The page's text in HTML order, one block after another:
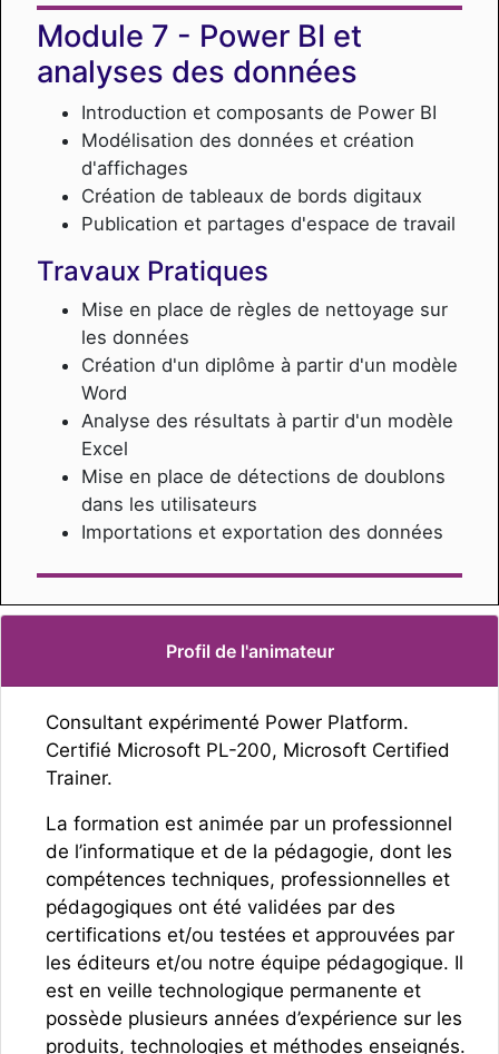
Power BI et
analyses des données
Introduction et composants de Power BI
Modélisation des données et création
d'affichages
Création de tableaux de bords digitaux
Publication et partages d'espace de travail
Travaux Pratiques
Mise en place de règles de nettoyage sur
les données
Création d'un diplôme à partir d'un modèle
Word
Analyse des résultats à partir d'un modèle
Excel
Mise en place de détections de doublons
dans les utilisateurs
Importations et exportation des données
Profil de l'animateur
Consultant expérimenté Power Platform.
Certifié Microsoft PL-200, Microsoft Certified
Trainer.
La formation est animée par un professionnel
de l’informatique et de la pédagogie, dont les
compétences techniques, professionnelles et
pédagogiques ont été validées par des
certifications et/ou testées et approuvées par
les éditeurs et/ou notre équipe pédagogique. Il
est en veille technologique permanente et
possède plusieurs années d’expérience sur les
produits, technologies et méthodes enseignés.